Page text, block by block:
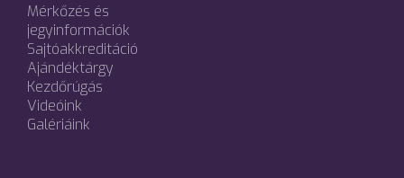
Mérkőzés és
jegyinformációk
Sajtóakkreditáció
Ajándéktárgy
Kezdőrúgás
Videóink
Galériáink